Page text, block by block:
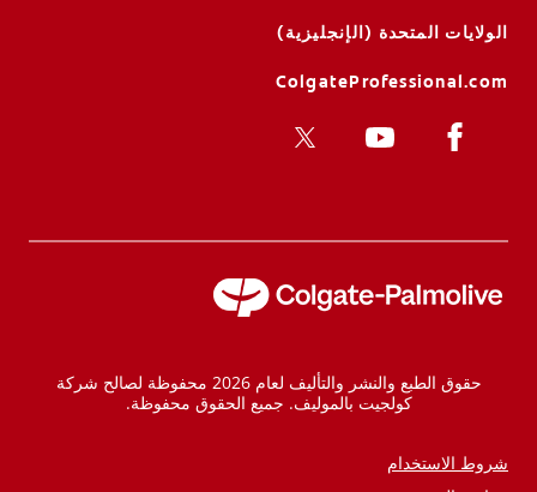
الولايات المتحدة (الإنجليزية)
ColgateProfessional.com
حقوق الطبع والنشر والتأليف لعام 2026 محفوظة لصالح شركة
كولجيت بالموليف. جميع الحقوق محفوظة.
شروط الاستخدام